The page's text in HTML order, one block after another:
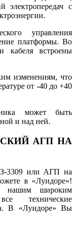
электропередач с
управления
платформы. Во
кабеля встроены
изменениям, что
от -40 до +40
может быть
и над ней.
АГП НА
3309 или АГП на
в «Луидоре»!
нашим широким
технические
В «Луидоре» Вы